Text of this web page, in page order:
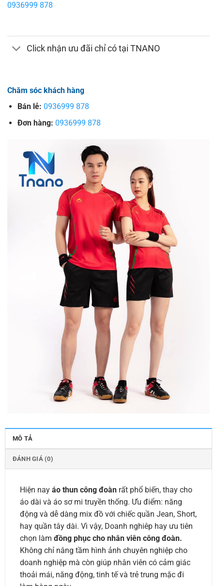
0936999 878
Click nhận ưu đãi chỉ có tại TNANO
Chăm sóc khách hàng
Bán lẻ: 0936999 878
Đơn hàng: 0936999 878
MÔ TẢ
ĐÁNH GIÁ (0)
Hiện nay áo thun công đoànrất phổ biến, thay cho
áo dài và áo sơ mi truyền thống. Ưu điểm: năng
động và dễ dàng mix đồ với chiếc quần Jean, Short,
hay quần tây dài. Vì vậy, Doanh nghiêp hay ưu tiên
chọn làm đồng phục cho nhân viên công đoàn.
Không chỉ nâng tầm hình ảnh chuyên nghiệp cho
doanh nghiệp mà còn giúp nhân viên có cảm giác
thoải mái, năng động, tinh tế và trẻ trung mặc đi